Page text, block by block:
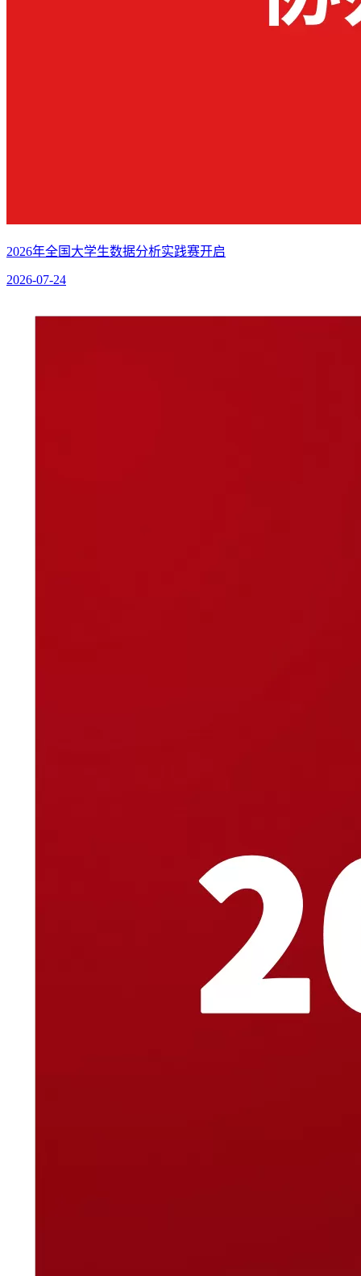
2026年全国大学生数据分析实践赛开启
2026-07-24